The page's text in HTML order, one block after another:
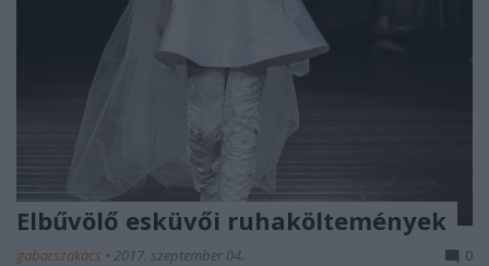
Elbűvölő esküvői ruhaköltemények
gaborszakacs • 2017. szeptember 04. 0